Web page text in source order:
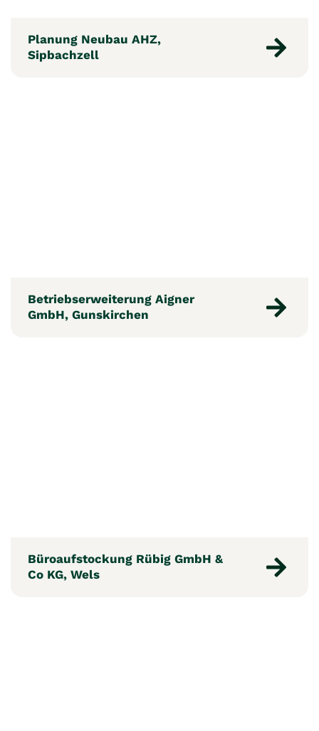
Planung Neubau AHZ,
Sipbachzell
Betriebserweiterung Aigner
GmbH, Gunskirchen
Büroaufstockung Rübig GmbH &
Co KG, Wels